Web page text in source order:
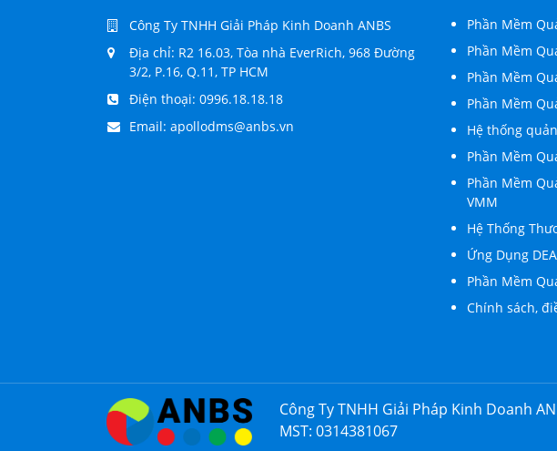
Công Ty TNHH Giải Pháp Kinh Doanh ANBS
Địa chỉ: R2 16.03, Tòa nhà EverRich, 968 Đường
3/2, P.16, Q.11, TP HCM
Điện thoại: 0996.18.18.18
Email: apollodms@anbs.vn
Phần Mềm
Phần Mềm
Phần Mềm
Phần Mềm
Hệ thống quản
Phần Mềm
Phần Mềm
VMM
Hệ Thống
Ứng Dụng
Phần Mềm
Chính sách,
Công Ty TNHH Giải Pháp Kinh Doanh
MST: 0314381067